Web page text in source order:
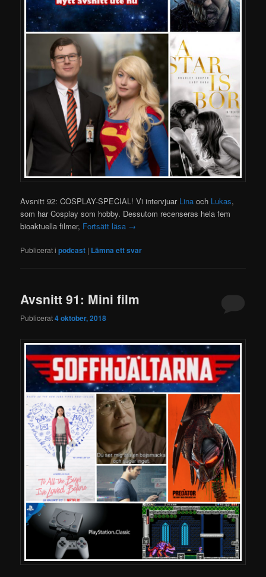
Avsnitt 92: COSPLAY-SPECIAL! Vi intervjuar Lina och Lukas,
som har Cosplay som hobby. Dessutom recenseras hela fem
bioaktuella filmer, Fortsätt läsa →
Publicerat i podcast | Lämna ett svar
Avsnitt 91: Mini film
Publicerat4 oktober, 2018